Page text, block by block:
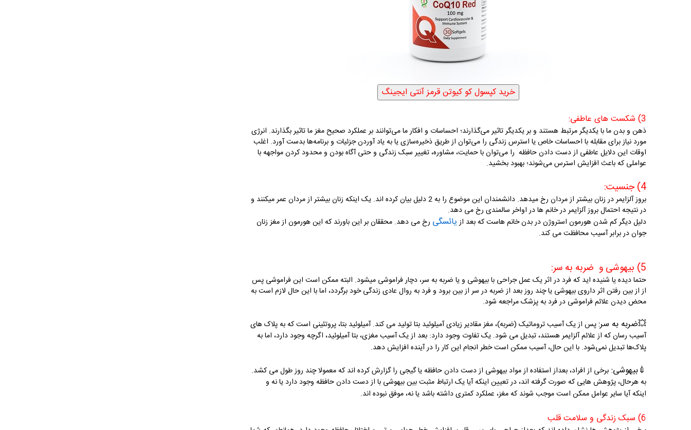
3) شکست های عاطفی:
ذهن و بدن ما با یکدیگر مرتبط هستند و بر یکدیگر تاثیر می‌گذارند؛ احساسات و افکار ما می‌توانند بر عملکرد صحیح مغز ما تاثیر بگذارند. انرژی
مورد نیاز برای مقابله با احساسات خاص یا استرس زندگی را می‌توان از طریق ذخیره‌سازی یا به یاد آوردن جزئیات و برنامه‌ها بدست آورد. اغلب
اوقات این دلایل عاطفی از دست دادن حافظه را می‌توان با حمایت، مشاوره، تغییر سبک زندگی و حتی آگاه بودن و محدود کردن مواجهه با
عواملی که باعث افزایش استرس می‌شوند؛ بهبود بخشید.
4) جنسیت:
بروز آلزایمر در زنان بیشتر از مردان رخ میدهد. دانشمندان این موضوع را به 2 دلیل بیان کرده اند. یک اینکه زنان بیشتر از مردان عمر میکنند و
در نتیجه احتمال بروز آلزایمر در خانم ها در اواخر سالمندی رخ می دهد.
دلیل دیگر کم شدن هورمون استروژن در بدن خانم هاست که بعد ازیائسگی رخ می دهد. محققان بر این باورند که این هورمون از مغز زنان
جوان در برابر آسیب محافظت می کند.
5) بیهوشی و ضربه به سر:
حتما دیده یا شنیده اید که فرد در اثر یک عمل جراحی با بیهوشی و یا ضربه به سر، دچار فراموشی میشود. البته ممکن است این فراموشی پس
از از بین رفتن اثر داروی بیهوشی یا چند روز بعد از ضربه در سر از بین برود و فرد به روال عادی زندگی خود برگردد، اما با این حال لازم است به
محض دیدن علائم فراموشی در فرد به پزشک مراجعه شود.
💥ضربه به سر:پس از یک آسیب تروماتیک (ضربه)، مغز مقادیر زیادی آمیلوئید بتا تولید می کند.آمیلوئید بتا،پروتئینی است که به پلاک های
آسیب رسان که از علائم آلزایمر هستند، تبدیل می شود. یک تفاوت وجود دارد: بعد از یک آسیب مغزی، بتا آمیلوئید، اگرچه وجود دارد، اما به
پلاک‌هاتبدیل نمی‌شود. با این حال، آسیب ممکن است خطر انجام این کار را در آینده افزایش دهد.
💉بیهوشی: برخی از افراد، بعداز استفاده از مواد بیهوشی از دست دادن حافظه یا گیجی را گزارش کرده­ اند که معمولا چند روز طول می­ کشد.
به هرحال، پژوهش­ هایی که صورت گرفته­ اند، در تعیین اینکه آیا یک ارتباط مثبت بین بیهوشی با از دست دادن حافظه وجود دارد یا نه و
اینکه آیا سایر عوامل ممکن است موجب شوند که مغز، عملکرد کمتری داشته باشد یا نه، موفق نبوده ­اند.
6) سبک زندگی و سلامت قلب